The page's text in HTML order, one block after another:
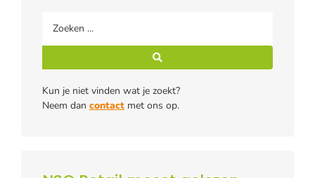
Kun je niet vinden wat je zoekt?
Neem dan contact met ons op.